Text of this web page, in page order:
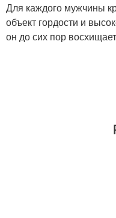
Для каждого мужчины
объект гордости и
он до сих пор